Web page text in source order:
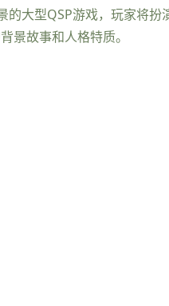
大型QSP游戏，玩家将
景故事和人格特质。